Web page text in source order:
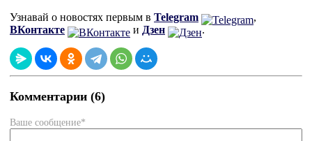
Узнавай о новостях первым в Telegram
,
ВКонтакте
и Дзен .
Комментарии (6)
Ваше сообщение*